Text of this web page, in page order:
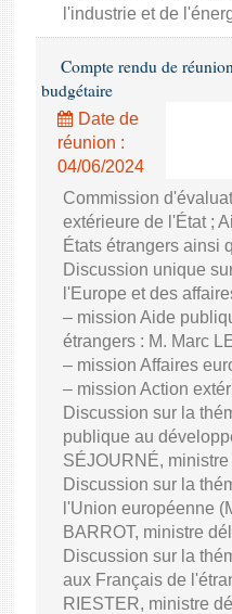
l'industrie et de
Compte rendu de
budgétaire
Date de
réunion :
04/06/2024
Commission
extérieure de l'État ;
États étrangers ainsi
Discussion unique
l'Europe et des
– mission Aide
étrangers : M. Marc
– mission Affaires
– mission Action
Discussion sur la
publique au
SÉJOURNÉ,
Discussion sur la
l'Union européenne
BARROT, ministre
Discussion sur la
aux Français de
RIESTER, ministre